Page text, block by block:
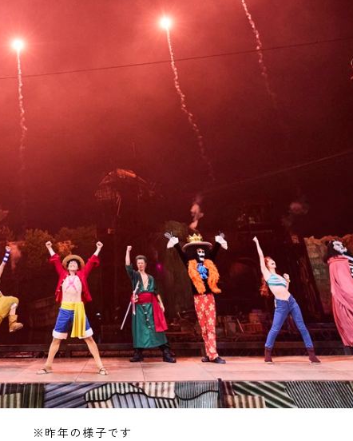
※昨年の様子です